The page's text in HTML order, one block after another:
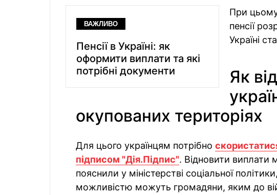
ВАЖЛИВО
Пенсії в Україні: як
оформити виплати та які
потрібні документи
При
пенсії
Україні
Як
окупованих територіях
Для цього українцям потрібно
підписом "Дія.Підпис". Відновити виплати
пояснили у міністерстві соціальної
можливістю можуть громадяни, яким до